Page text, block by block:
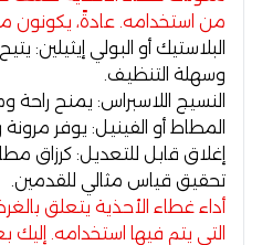
من استخدامه. عادةً،
البلاستيك أو البولي إيثيلين:
وسهلة التنظيف.
النسيج اللاسبراس: يمنح راحة
لمطاط أو الفينيل: يوفر
إغلاق قابل للتعديل: كرزاق
تحقيق قياس مثالي للقدمين.
أداء غطاء الأحذية يتعلق
التي يتم فيها استخدامه.